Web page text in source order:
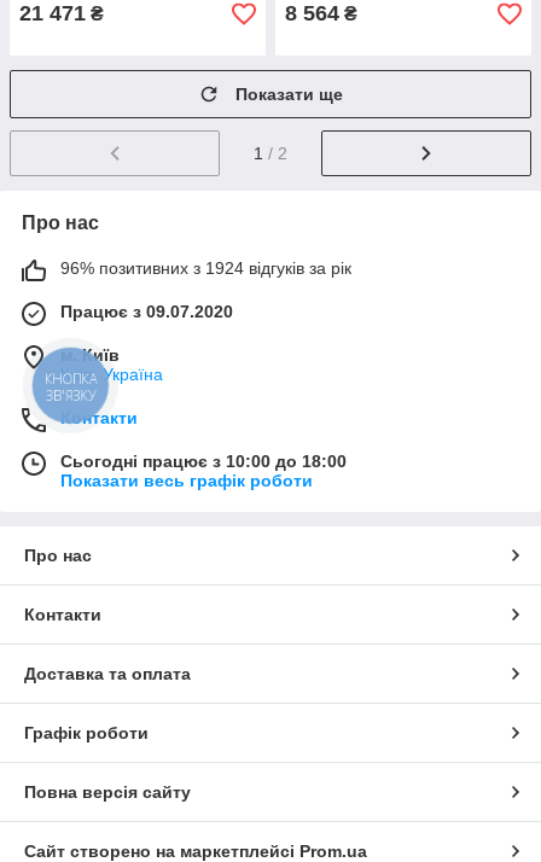
21 471 ₴ 8 564 ₴
Показати ще
1 / 2
Про нас
96% позитивних з 1924 відгуків за рік
Працює з 09.07.2020
м. Київ
Київ, Україна
Контакти
Сьогодні працює з 10:00 до 18:00
Показати весь графік роботи
Про нас
Контакти
Доставка та оплата
Графік роботи
Повна версія сайту
Сайт створено на маркетплейсі Prom.ua
КНОПКА
ЗВ'ЯЗКУ